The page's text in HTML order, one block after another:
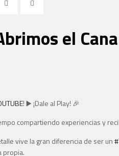
el
!▶️ ¡Dale al Play! 🎉
compartiendo experiencias y
vive la gran diferencia de ser un#
propia.